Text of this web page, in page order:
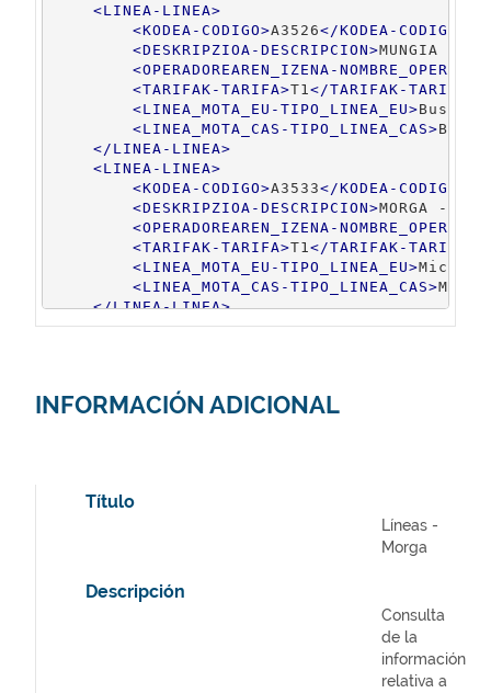
<LINEA-LINEA>
<KODEA-CODIGO>A3526</KODEA-CODIGO
<DESKRIPZIOA-DESCRIPCION>MUNGIA -
<OPERADOREAREN_IZENA-NOMBRE_OPERADOR
<TARIFAK-TARIFA>T1 </TARIFAK-TARIFA
<LINEA_MOTA_EU-TIPO_LINEA_EU>Busa
<LINEA_MOTA_CAS-TIPO_LINEA_CAS>Bus
</ LINEA-LINEA>
<LINEA-LINEA>
<KODEA-CODIGO>A3533</KODEA-CODIGO
<DESKRIPZIOA-DESCRIPCION>MORGA -
<OPERADOREAREN_IZENA-NOMBRE_OPERADOR
<TARIFAK-TARIFA>T1 </TARIFAK-TARIFA
<LINEA_MOTA_EU-TIPO_LINEA_EU>
<LINEA_MOTA_CAS-TIPO_LINEA_CAS>
</LINEA-LINEA>
<LINEA-LINEA>
<TARIFAK-TARIFA>T1 </
INFORMACIÓN ADICIONAL
Título
Líneas -
Morga
Descripción
Consulta
de la
información
relativa a